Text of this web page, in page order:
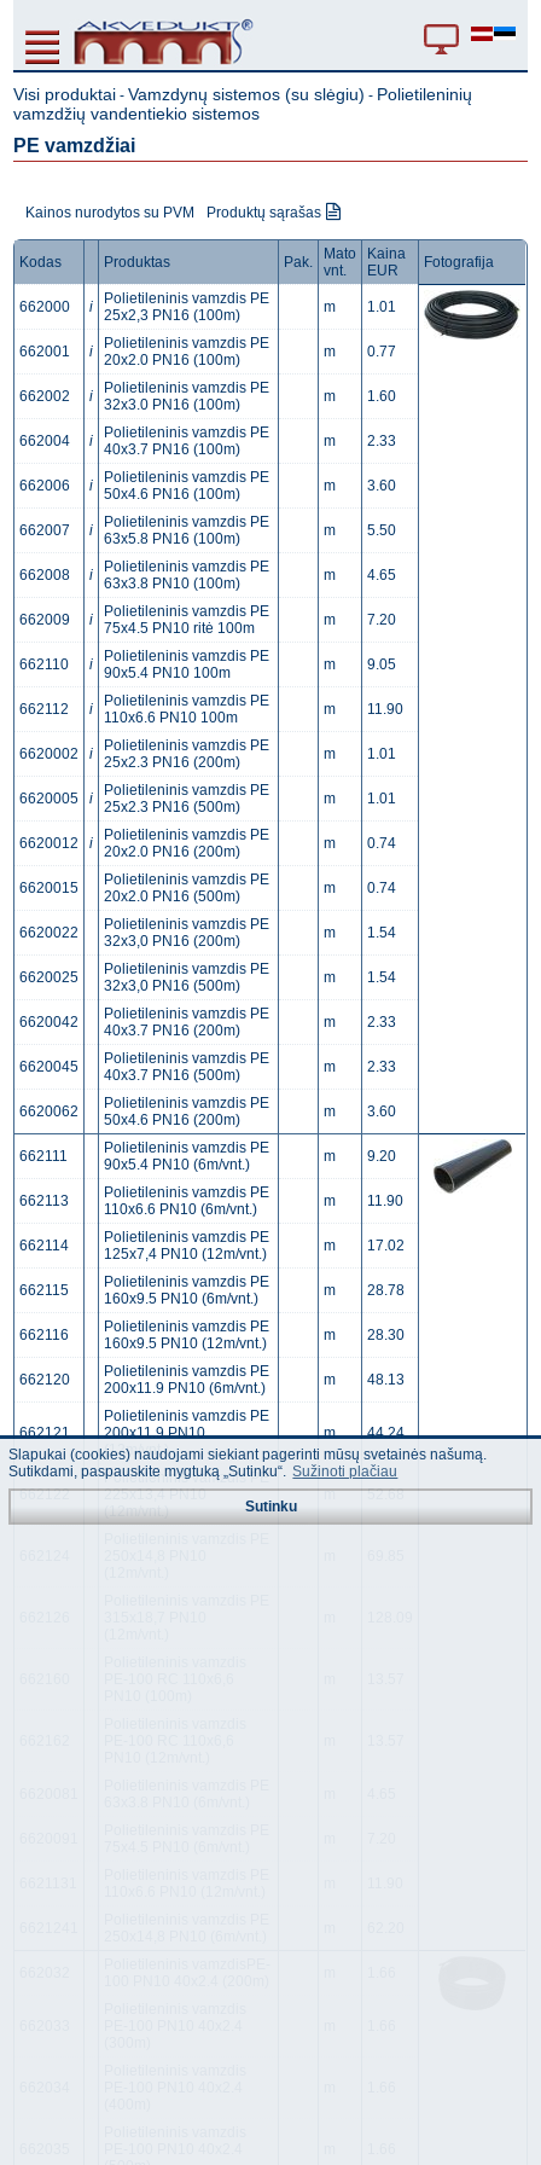
Visi produktai -Vamzdynų sistemos (su slėgiu) - Polietileninių
vamzdžių vandentiekio sistemos
PE vamzdžiai
Kainos nurodytos su PVM Produktų sąrašas
Kodas Produktas Pak.
Mato
vnt.
Kaina
EUR
Fotografija
662000 i
Polietileninis vamzdis PE
25x2,3 PN16 (100m)
m 1.01
662001 i
Polietileninis vamzdis PE
20x2.0 PN16 (100m)
m 0.77
662002 i
Polietileninis vamzdis PE
32x3.0 PN16 (100m)
m 1.60
662004 i
Polietileninis vamzdis PE
40x3.7 PN16 (100m)
m 2.33
662006 i
Polietileninis vamzdis PE
50x4.6 PN16 (100m)
m 3.60
662007 i
Polietileninis vamzdis PE
63x5.8 PN16 (100m)
m 5.50
662008 i
Polietileninis vamzdis PE
63x3.8 PN10 (100m)
m 4.65
662009 i
Polietileninis vamzdis PE
75x4.5 PN10 ritė 100m
m 7.20
662110 i
Polietileninis vamzdis PE
90x5.4 PN10 100m
m 9.05
662112 i
Polietileninis vamzdis PE
110x6.6 PN10 100m
m 11.90
6620002 i
Polietileninis vamzdis PE
25x2.3 PN16 (200m)
m 1.01
6620005 i
Polietileninis vamzdis PE
25x2.3 PN16 (500m)
m 1.01
6620012 i
Polietileninis vamzdis PE
20x2.0 PN16 (200m)
m 0.74
6620015
Polietileninis vamzdis PE
20x2.0 PN16 (500m)
m 0.74
6620022
Polietileninis vamzdis PE
32x3,0 PN16 (200m)
m 1.54
6620025
Polietileninis vamzdis PE
32x3,0 PN16 (500m)
m 1.54
6620042
Polietileninis vamzdis PE
40x3.7 PN16 (200m)
m 2.33
6620045
Polietileninis vamzdis PE
40x3.7 PN16 (500m)
m 2.33
6620062
Polietileninis vamzdis PE
50x4.6 PN16 (200m)
m 3.60
662111
Polietileninis vamzdis PE
90x5.4 PN10 (6m/vnt.)
m 9.20
662113
Polietileninis vamzdis PE
110x6.6 PN10 (6m/vnt.)
m 11.90
662114
Polietileninis vamzdis PE
125x7,4 PN10 (12m/vnt.)
m 17.02
662115
Polietileninis vamzdis PE
160x9.5 PN10 (6m/vnt.)
m 28.78
662116
Polietileninis vamzdis PE
160x9.5 PN10 (12m/vnt.)
m 28.30
662120
Polietileninis vamzdis PE
200x11.9 PN10 (6m/vnt.)
m 48.13
662121
Polietileninis vamzdis PE
200x11.9 PN10
(12m/vnt.)
m 44.24
662122
Polietileninis vamzdis PE
225x13,4 PN10
(12m/vnt.)
m 52.68
Slapukai (cookies) naudojami siekiant pagerinti mūsų svetainės našumą.
Sutikdami, paspauskite mygtuką „Sutinku“. Sužinoti plačiau
Sutinku